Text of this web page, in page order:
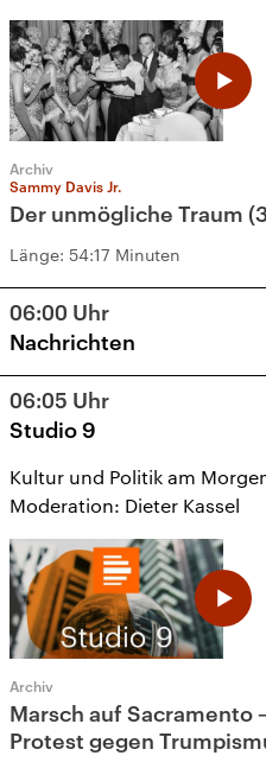
Archiv
Sammy Davis Jr.
Der unmögliche Traum
Länge: 54:17 Minuten
06:00 Uhr
Nachrichten
06:05 Uhr
Studio 9
Kultur und Politik am
Moderation: Dieter Kassel
Archiv
Marsch auf Sacramento
Protest gegen